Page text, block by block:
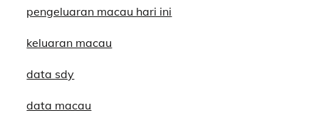
pengeluaran macau hari ini
keluaran macau
data sdy
data macau